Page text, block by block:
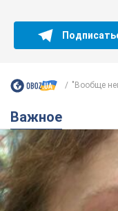
"Вообще
Важное